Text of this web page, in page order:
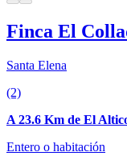
Finca El
Santa Elena
(2)
A 23.6 Km de El
Entero o habitación